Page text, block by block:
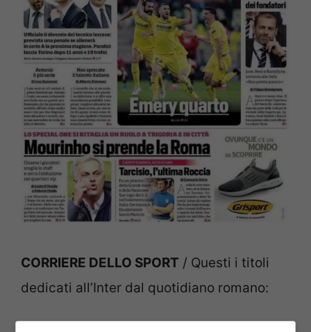
CORRIERE DELLO SPORT / Questi i titoli
dedicati all’Inter dal quotidiano romano: